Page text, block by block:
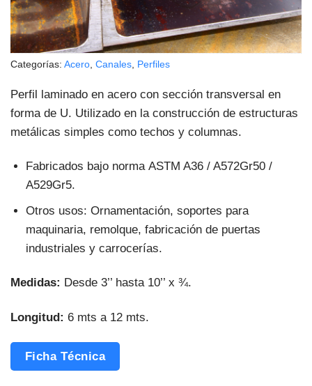
Categorías: Acero Canales Perfiles
Perfil laminado en acero con sección transversal en
forma de U. Utilizado en la construcción de estructuras
metálicas simples como techos y columnas.
Fabricados bajo norma ASTM A36 / A572Gr50 /
A529Gr5.
Otros usos: Ornamentación, soportes para
maquinaria, remolque, fabricación de puertas
industriales y carrocerías.
Medidas: Desde 3’’ hasta 10’’ x ¾.
Longitud: 6 mts a 12 mts.
Ficha Técnica